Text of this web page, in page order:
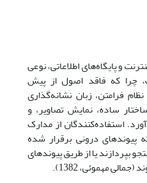
و پایگاه‌های اطلاعاتی، نوعی
چرا که فاقد اصول از پیش
می‌باشد (ژاکوب، 2004). نظام فرامتن، زبان نشانه‌گذاری
ساده، نمایش تصاویر، و
استفاده‌کنندگان از مدارک
درونی برقرار شده
بپردازند یا از طریق پیوندهای
مهموئی، 1382).